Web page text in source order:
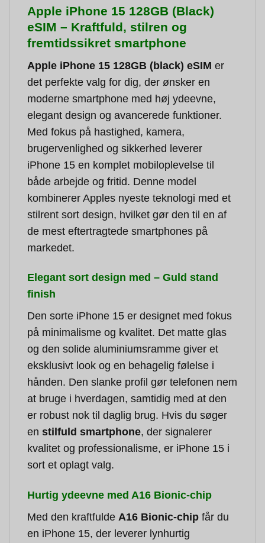
Apple iPhone 15 128GB (Black)
eSIM – Kraftfuld, stilren og
fremtidssikret smartphone
Apple iPhone 15 128GB (black) eSIM er
det perfekte valg for dig, der ønsker en
moderne smartphone med høj ydeevne,
elegant design og avancerede funktioner.
Med fokus på hastighed, kamera,
brugervenlighed og sikkerhed leverer
iPhone 15 en komplet mobiloplevelse til
både arbejde og fritid. Denne model
kombinerer Apples nyeste teknologi med et
stilrent sort design, hvilket gør den til en af
de mest eftertragtede smartphones på
markedet.
Elegant sort design med – Guld stand
finish
Den sorte iPhone 15 er designet med fokus
på minimalisme og kvalitet. Det matte glas
og den solide aluminiumsramme giver et
eksklusivt look og en behagelig følelse i
hånden. Den slanke profil gør telefonen nem
at bruge i hverdagen, samtidig med at den
er robust nok til daglig brug. Hvis du søger
en stilfuld smartphone, der signalerer
kvalitet og professionalisme, er iPhone 15 i
sort et oplagt valg.
Hurtig ydeevne med A16 Bionic-chip
Med den kraftfulde A16 Bionic-chip får du
en iPhone 15, der leverer lynhurtig